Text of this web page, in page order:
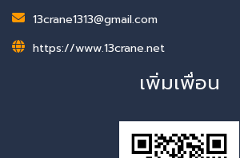
13crane1313@gmail.com
https://www.13crane.net
เพิ่มเพื่อน